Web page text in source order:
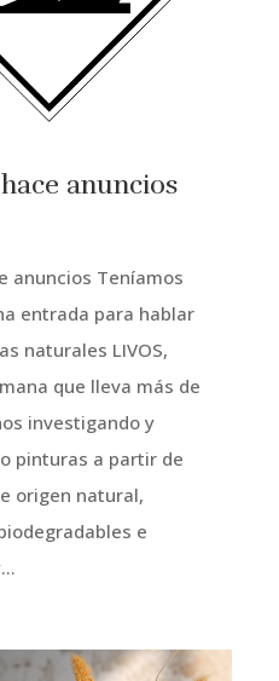
anuncios
anuncios Teníamos
entrada para hablar
naturales LIVOS,
que lleva más de
investigando y
pinturas a partir de
origen natural,
e